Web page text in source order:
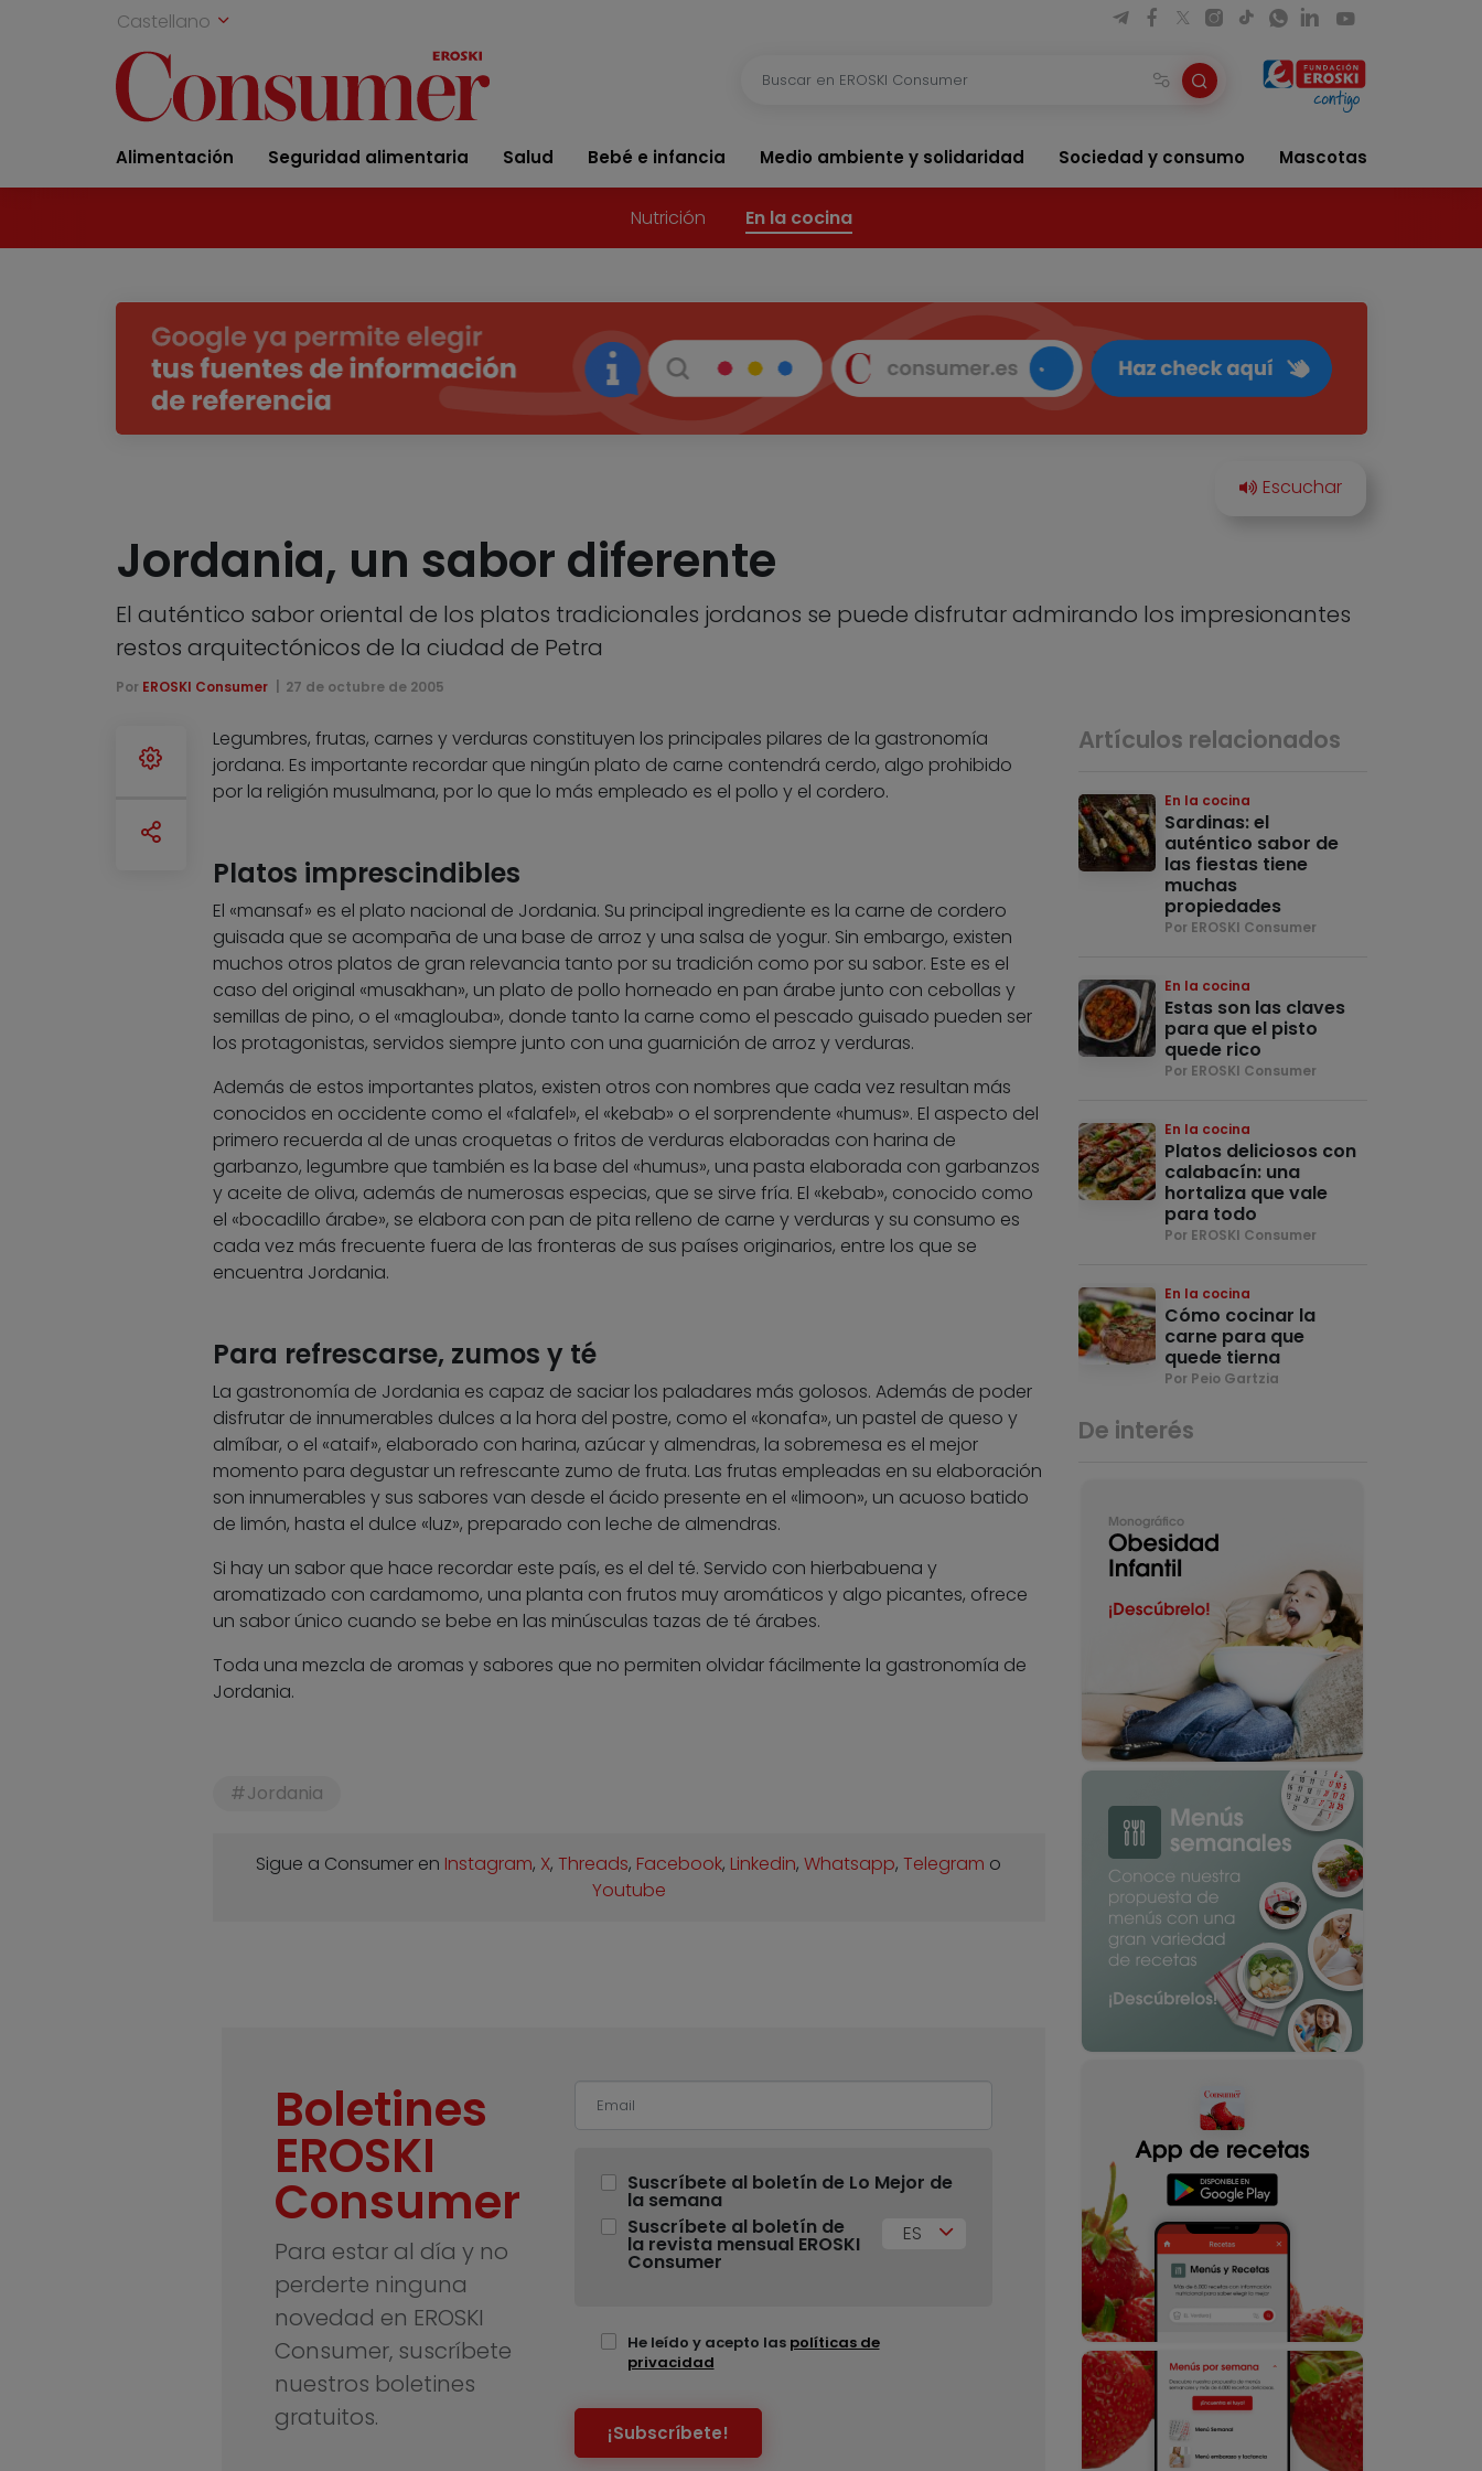
Castellano
Alimentación Seguridad alimentaria Salud Bebé e infancia Medio ambiente y solidaridad Sociedad y consumo Mascotas
Nutrición En la cocina
Jordania, un sabor diferente
El auténtico sabor oriental de los platos tradicionales jordanos se puede disfrutar admirando los impresionantes
restos arquitectónicos de la ciudad de Petra
Por EROSKI Consumer 27 de octubre de 2005
Legumbres, frutas, carnes y verduras constituyen los principales pilares de la gastronomía
jordana. Es importante recordar que ningún plato de carne contendrá cerdo, algo prohibido
por la religión musulmana, por lo que lo más empleado es el pollo y el cordero.
Platos imprescindibles
El «mansaf» es el plato nacional de Jordania. Su principal ingrediente es la carne de cordero
guisada que se acompaña de una base de arroz y una salsa de yogur. Sin embargo, existen
muchos otros platos de gran relevancia tanto por su tradición como por su sabor. Este es el
caso del original «musakhan», un plato de pollo horneado en pan árabe junto con cebollas y
semillas de pino, o el «maglouba», donde tanto la carne como el pescado guisado pueden ser
los protagonistas, servidos siempre junto con una guarnición de arroz y verduras.
Además de estos importantes platos, existen otros con nombres que cada vez resultan más
conocidos en occidente como el «falafel», el «kebab» o el sorprendente «humus». El aspecto del
primero recuerda al de unas croquetas o fritos de verduras elaboradas con harina de
garbanzo, legumbre que también es la base del «humus», una pasta elaborada con garbanzos
y aceite de oliva, además de numerosas especias, que se sirve fría. El «kebab», conocido como
el «bocadillo árabe», se elabora con pan de pita relleno de carne y verduras y su consumo es
cada vez más frecuente fuera de las fronteras de sus países originarios, entre los que se
encuentra Jordania.
Para refrescarse, zumos y té
La gastronomía de Jordania es capaz de saciar los paladares más golosos. Además de poder
disfrutar de innumerables dulces a la hora del postre, como el «konafa», un pastel de queso y
almíbar, o el «ataif», elaborado con harina, azúcar y almendras, la sobremesa es el mejor
momento para degustar un refrescante zumo de fruta. Las frutas empleadas en su elaboración
son innumerables y sus sabores van desde el ácido presente en el «limoon», un acuoso batido
de limón, hasta el dulce «luz», preparado con leche de almendras.
Si hay un sabor que hace recordar este país, es el del té. Servido con hierbabuena y
aromatizado con cardamomo, una planta con frutos muy aromáticos y algo picantes, ofrece
un sabor único cuando se bebe en las minúsculas tazas de té árabes.
Toda una mezcla de aromas y sabores que no permiten olvidar fácilmente la gastronomía de
Jordania.
Jordania
Sigue a Consumer en Instagram, X,Threads, Facebook, Linkedin,Whatsapp,Telegram o
Youtube
Boletines
EROSKI
Consumer
Para estar al día y no
perderte ninguna
novedad en EROSKI
Consumer, suscríbete
nuestros boletines
gratuitos.
Suscríbete al boletín de Lo Mejor de
la semana
Suscríbete al boletín de
la revista mensual EROSKI
Consumer
ES
He leído y acepto las políticas de
privacidad
¡Subscríbete!
Artículos relacionados
En la cocina
Sardinas: el
auténtico sabor de
las fiestas tiene
muchas
propiedades
Por EROSKI Consumer
En la cocina
Estas son las claves
para que el pisto
quede rico
Por EROSKI Consumer
En la cocina
Platos deliciosos con
calabacín: una
hortaliza que vale
para todo
Por EROSKI Consumer
En la cocina
Cómo cocinar la
carne para que
quede tierna
Por Peio Gartzia
De interés